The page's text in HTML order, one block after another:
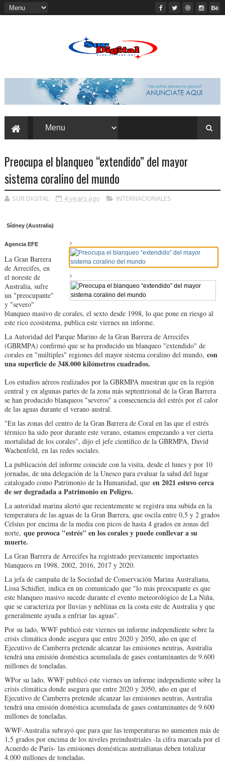
Preocupa el blanqueo “extendido” del mayor
sistema coralino del mundo
SUR DIGITAL 4 years ago INTERNACIONALES
Sídney (Australia)
Agencia EFE
La Gran Barrera
de Arrecifes, en
el noreste de
Australia, sufre
un "preocupante"
y "severo"
blanqueo masivo de corales, el sexto desde 1998, lo que pone en riesgo al
este rico ecosistema, publica este viernes un informe.
La Autoridad del Parque Marino de la Gran Barrera de Arrecifes
(GBRMPA) confirmó que se ha producido un blanqueo "extendido" de
corales en "múltiples" regiones del mayor sistema coralino del mundo, con
una superficie de 348.000 kilómetros cuadrados.
Los estudios aéreos realizados por la GBRMPA muestran que en la región
central y en algunas partes de la zona más septentrional de la Gran Barrera
se han producido blanqueos "severos" a consecuencia del estrés por el calor
de las aguas durante el verano austral.
"En las zonas del centro de la Gran Barrera de Coral en las que el estrés
térmico ha sido peor durante este verano, estamos empezando a ver cierta
mortalidad de los corales", dijo el jefe científico de la GBRMPA, David
Wachenfeld, en las redes sociales.
La publicación del informe coincide con la visita, desde el lunes y por 10
jornadas, de una delegación de la Unesco para evaluar la salud del lugar
catalogado como Patrimonio de la Humanidad, que en 2021 estuvo cerca
de ser degradada a Patrimonio en Peligro.
La autoridad marina alertó que recientemente se registra una subida en la
temperatura de las aguas de la Gran Barrera, que oscila entre 0,5 y 2 grados
Celsius por encima de la media con picos de hasta 4 grados en zonas del
norte, que provoca "estrés" en los corales y puede conllevar a su
muerte.
La Gran Barrera de Arrecifes ha registrado previamente importantes
blanqueos en 1998, 2002, 2016, 2017 y 2020.
La jefa de campaña de la Sociedad de Conservación Marina Australiana,
Lissa Schidler, indica en un comunicado que "lo más preocupante es que
este blanqueo masivo sucede durante el evento meteorológico de La Niña,
que se caracteriza por lluvias y neblinas en la costa este de Australia y que
generalmente ayuda a enfriar las aguas".
Por su lado, WWF publicó este viernes un informe independiente sobre la
crisis climática donde asegura que entre 2020 y 2050, año en que el
Ejecutivo de Camberra pretende alcanzar las emisiones neutras, Australia
tendrá una emisión doméstica acumulada de gases contaminantes de 9.600
millones de toneladas.
WPor su lado, WWF publicó este viernes un informe independiente sobre la
crisis climática donde asegura que entre 2020 y 2050, año en que el
Ejecutivo de Camberra pretende alcanzar las emisiones neutras, Australia
tendrá una emisión doméstica acumulada de gases contaminantes de 9.600
millones de toneladas.
WWF-Australia subrayó que para que las temperaturas no aumenten más de
1,5 grados por encima de los niveles preindustriales -la cifra marcada por el
Acuerdo de París- las emisiones domésticas australianas deben totalizar
4.000 millones de toneladas.